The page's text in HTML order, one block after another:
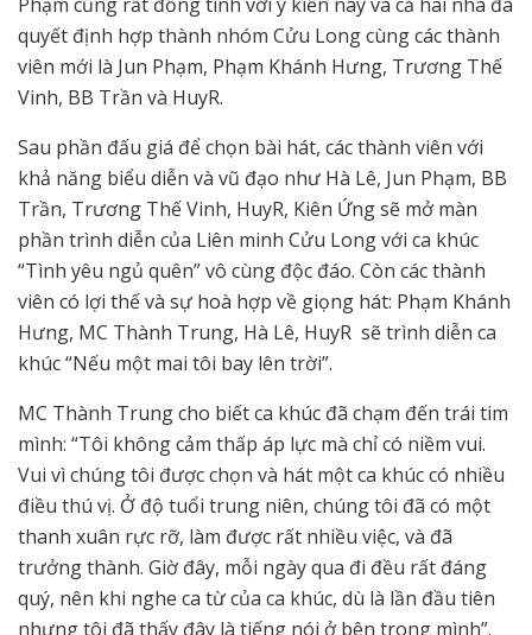
Phạm cũng rất đồng tình với ý kiến này và cả hai nhà đã
quyết định hợp thành nhóm Cửu Long cùng các thành
viên mới là Jun Phạm, Phạm Khánh Hưng, Trương Thế
Vinh, BB Trần và HuyR.
Sau phần đấu giá để chọn bài hát, các thành viên với
khả năng biểu diễn và vũ đạo như Hà Lê, Jun Phạm, BB
Trần, Trương Thế Vinh, HuyR, Kiên Ứng sẽ mở màn
phần trình diễn của Liên minh Cửu Long với ca khúc
“Tình yêu ngủ quên” vô cùng độc đáo. Còn các thành
viên có lợi thế và sự hoà hợp về giọng hát: Phạm Khánh
Hưng, MC Thành Trung, Hà Lê, HuyR sẽ trình diễn ca
khúc “Nếu một mai tôi bay lên trời”.
MC Thành Trung cho biết ca khúc đã chạm đến trái tim
mình: “Tôi không cảm thấp áp lực mà chỉ có niềm vui.
Vui vì chúng tôi được chọn và hát một ca khúc có nhiều
điều thú vị. Ở độ tuổi trung niên, chúng tôi đã có một
thanh xuân rực rỡ, làm được rất nhiều việc, và đã
trưởng thành. Giờ đây, mỗi ngày qua đi đều rất đáng
quý, nên khi nghe ca từ của ca khúc, dù là lần đầu tiên
nhưng tôi đã thấy đây là tiếng nói ở bên trong mình”.